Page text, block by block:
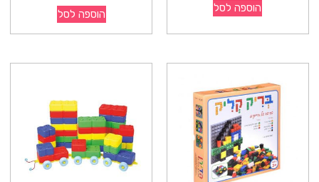
הוספה לסל הוספה לסל